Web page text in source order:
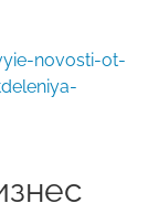
novosti-ot-